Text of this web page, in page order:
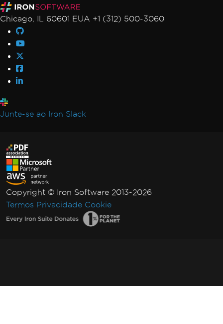
Chicago, IL 60601 EUA +1 (312) 500-3060
Junte-se ao Iron Slack
Copyright © Iron Software 2013-2026
Termos Privacidade Cookie